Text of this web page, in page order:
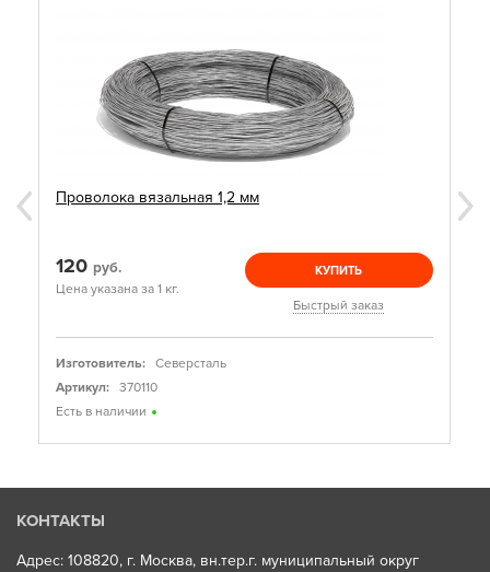
Проволока вязальная 1,2 мм
120 руб.
Цена указана за 1 кг.
КУПИТЬ
Быстрый заказ
Изготовитель:
Северсталь
Артикул:
370110
Есть в наличии
КОНТАКТЫ
Адрес: 108820, г. Москва, вн.тер.г. муниципальный округ